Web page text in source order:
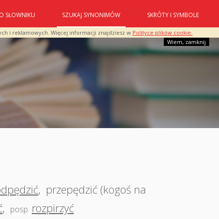
i reklamowych. Więcej informacji znajdziesz w Polityce plików cookie.
Wiem, zamknij
O SŁOWNIKU SZUKAJ SYNONIMÓW SKRÓTY I SYMBOLE
, przepędzić (kogoś na
, posp. rozpirzyć